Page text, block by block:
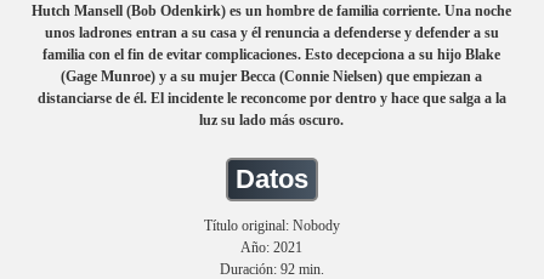
Hutch Mansell (Bob Odenkirk) es un hombre de familia corriente. Una noche
unos ladrones entran a su casa y él renuncia a defenderse y defender a su
familia con el fin de evitar complicaciones. Esto decepciona a su hijo Blake
(Gage Munroe) y a su mujer Becca (Connie Nielsen) que empiezan a
distanciarse de él. El incidente le reconcome por dentro y hace que salga a la
luz su lado más oscuro.
Datos
Título original: Nobody
Año: 2021
Duración: 92 min.